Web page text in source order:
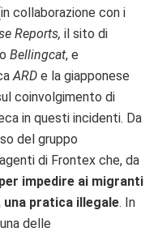
collaborazione con i
Reports, il sito di
Bellingcat, e
ARD e la giapponese
coinvolgimento di
in questi incidenti. Da
del gruppo
di Frontex che, da
impedire ai migranti
pratica illegale. In
delle